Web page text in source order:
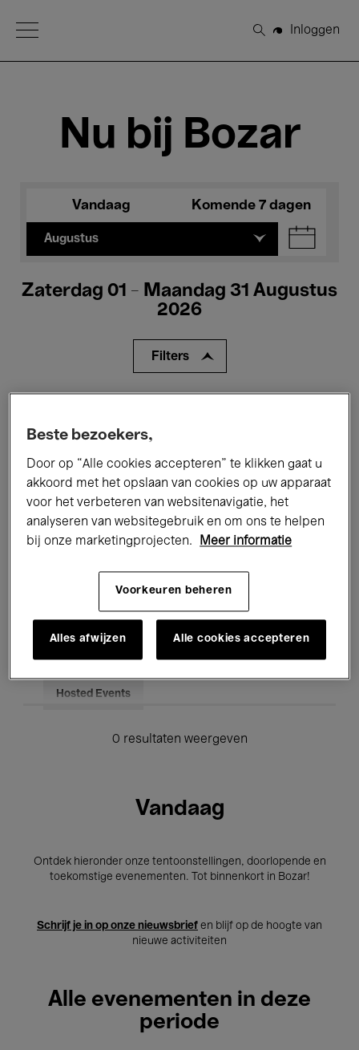
Open Menu
Zoeken
Inloggen
Nu bij Bozar
Vandaag Komende 7 dagen
Augustus
Zaterdag 01 - Maandag 31 Augustus
2026
Filters
Performances Lezingen & Debatten
Jazz Klassieke Muziek Global Music
Voor iedereen Kids’ Palace
Onderwijs Rondleidingen
Hosted Events
0 resultaten weergeven
Vandaag
Ontdek hieronder onze tentoonstellingen, doorlopende en
toekomstige evenementen. Tot binnenkort in Bozar!
Schrijf je in op onze nieuwsbrief en blijf op de hoogte van
nieuwe activiteiten
Alle evenementen in deze
periode
Beste bezoekers,
Door op “Alle cookies accepteren” te klikken gaat u
akkoord met het opslaan van cookies op uw apparaat
voor het verbeteren van websitenavigatie, het
analyseren van websitegebruik en om ons te helpen
bij onze marketingprojecten.
Meer informatie
Voorkeuren beheren
Alles afwijzen Alle cookies accepteren